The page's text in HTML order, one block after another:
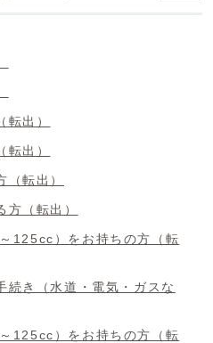
転出）
出）
（転出）
方（転出）
125cc）をお持ちの方（転
続き（水道・電気・ガスな
125cc）をお持ちの方（転